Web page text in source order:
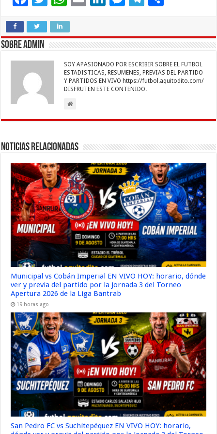
e
b
o
o
k
tt
er
at
sA
p
p
l
e
dI
n
n
g
er
gr
a
m
p
ar
ti
Sobre admin
SOY APASIONADO POR ESCRIBIR SOBRE EL FUTBOL
ESTADISTICAS, RESUMENES, PREVIAS DEL PARTIDO
Y PARTIDOS EN VIVO https://futbol.aquitodito.com/
DISFRUTEN ESTE CONTENIDO.
Noticias Relacionadas
Municipal vs Cobán Imperial EN VIVO HOY: horario, dónde
ver y previa del partido por la Jornada 3 del Torneo
Apertura 2026 de la Liga Bantrab
19 horas ago
San Pedro FC vs Suchitepéquez EN VIVO HOY: horario,